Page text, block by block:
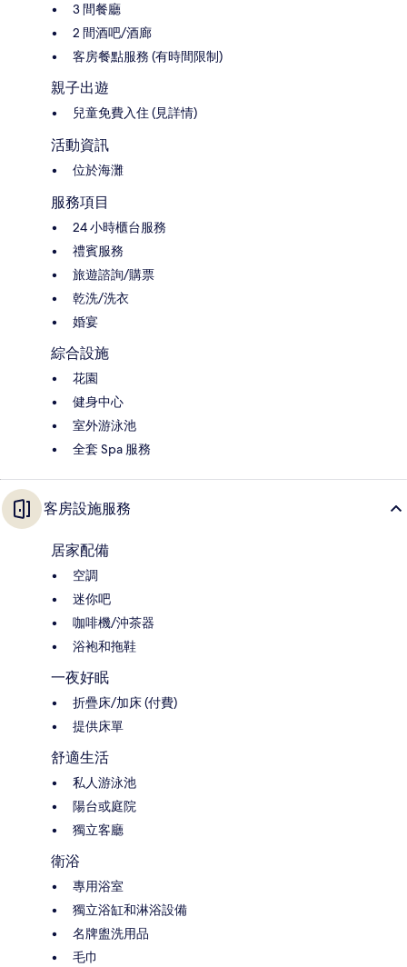
3 間餐廳
2 間酒吧/酒廊
客房餐點服務 (有時間限制)
親子出遊
兒童免費入住 (見詳情)
活動資訊
位於海灘
服務項目
24 小時櫃台服務
禮賓服務
旅遊諮詢/購票
乾洗/洗衣
婚宴
綜合設施
花園
健身中心
室外游泳池
全套 Spa 服務
客房設施服務
居家配備
空調
迷你吧
咖啡機/沖茶器
浴袍和拖鞋
一夜好眠
折疊床/加床 (付費)
提供床單
舒適生活
私人游泳池
陽台或庭院
獨立客廳
衛浴
專用浴室
獨立浴缸和淋浴設備
名牌盥洗用品
毛巾